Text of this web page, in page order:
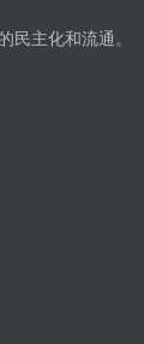
民主化和流通。